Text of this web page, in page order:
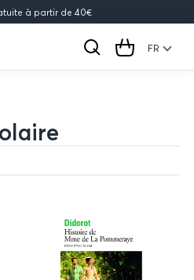
à partir de 40€
Rechercher
Cart FR